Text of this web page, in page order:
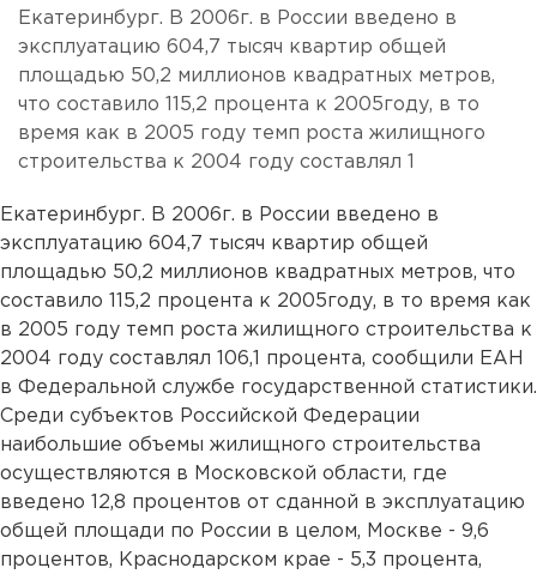
Екатеринбург. В 2006г. в России введено в
эксплуатацию 604,7 тысяч квартир общей
площадью 50,2 миллионов квадратных метров,
что составило 115,2 процента к 2005году, в то
время как в 2005 году темп роста жилищного
строительства к 2004 году составлял 1
Екатеринбург. В 2006г. в России введено в
эксплуатацию 604,7 тысяч квартир общей
площадью 50,2 миллионов квадратных метров, что
составило 115,2 процента к 2005году, в то время как
в 2005 году темп роста жилищного строительства к
2004 году составлял 106,1 процента, сообщили ЕАН
в Федеральной службе государственной статистики.
Среди субъектов Российской Федерации
наибольшие объемы жилищного строительства
осуществляются в Московской области, где
введено 12,8 процентов от сданной в эксплуатацию
общей площади по России в целом, Москве - 9,6
процентов, Краснодарском крае - 5,3 процента,